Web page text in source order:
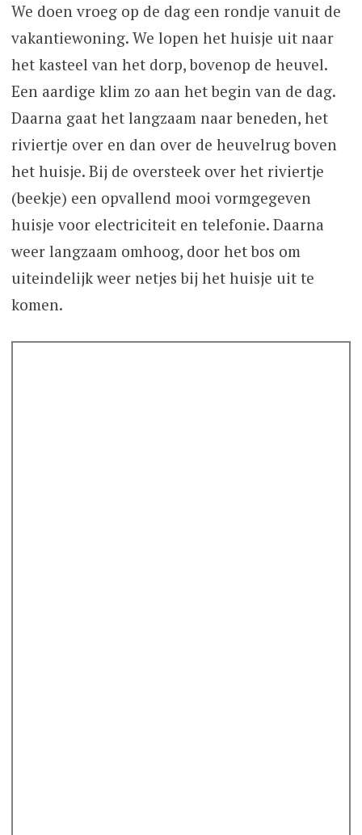
We doen vroeg op de dag een rondje vanuit de
vakantiewoning. We lopen het huisje uit naar
het kasteel van het dorp, bovenop de heuvel.
Een aardige klim zo aan het begin van de dag.
Daarna gaat het langzaam naar beneden, het
riviertje over en dan over de heuvelrug boven
het huisje. Bij de oversteek over het riviertje
(beekje) een opvallend mooi vormgegeven
huisje voor electriciteit en telefonie. Daarna
weer langzaam omhoog, door het bos om
uiteindelijk weer netjes bij het huisje uit te
komen.